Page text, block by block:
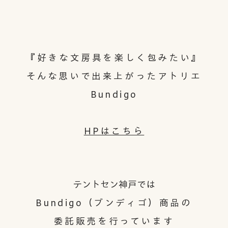
『好きな文房具を楽しく包みたい』
そんな思いで出来上がったアトリエ
Bundigo
HPはこちら
テントセン神戸では
Bundigo（ブンディゴ）商品の
委託販売を行っています